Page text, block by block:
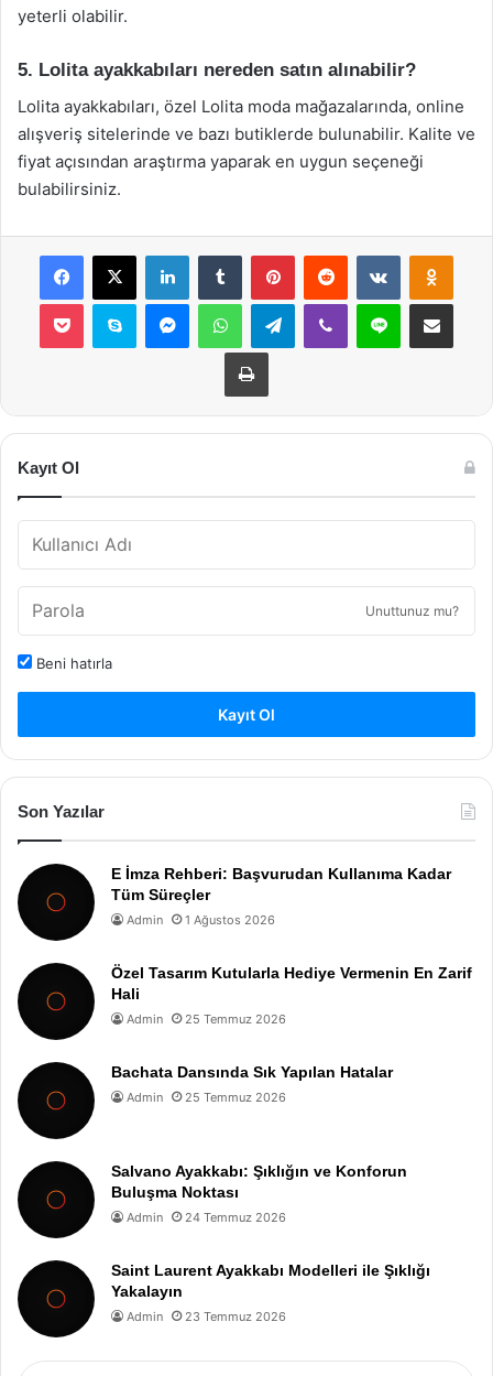
yeterli olabilir.
5. Lolita ayakkabıları nereden satın alınabilir?
Lolita ayakkabıları, özel Lolita moda mağazalarında, online
alışveriş sitelerinde ve bazı butiklerde bulunabilir. Kalite ve
fiyat açısından araştırma yaparak en uygun seçeneği
bulabilirsiniz.
Facebook
X LinkedInTumblr PinterestReddit VKontakte
Pocket Skype MessengerWhatsAppTelegramViber Line E-Posta ile
Yazdır
Kayıt Ol
Unuttunuz mu?
Beni hatırla
Kayıt Ol
Son Yazılar
E İmza Rehberi: Başvurudan Kullanıma Kadar
Tüm Süreçler
Admin 1 Ağustos 2026
Özel Tasarım Kutularla Hediye Vermenin En Zarif
Hali
Admin 25 Temmuz 2026
Bachata Dansında Sık Yapılan Hatalar
Admin 25 Temmuz 2026
Salvano Ayakkabı: Şıklığın ve Konforun
Buluşma Noktası
Admin 24 Temmuz 2026
Saint Laurent Ayakkabı Modelleri ile Şıklığı
Yakalayın
Admin 23 Temmuz 2026